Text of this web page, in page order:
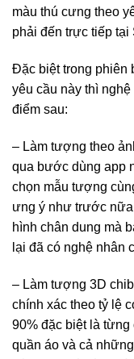
màu thú cưng theo
phải đến trực tiếp tại
Đặc biệt trong phiên
yêu cầu này thì
điểm sau:
– Làm tượng theo
qua bước dùng app
chọn mẫu tượng
ưng ý như trước
hình chân dung mà
lại đã có nghệ nhân
– Làm tượng 3D
chính xác theo tỷ lệ
90% đặc biệt là
quần áo và cả